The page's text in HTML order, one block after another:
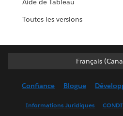
Aide de Tableau
Toutes les versions
Français
Français
English
Confiance Blogue
Informations Juridiques